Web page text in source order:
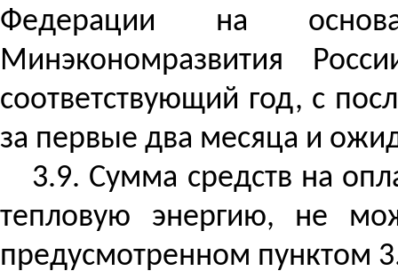
Федерации на
Минэкономразвития
соответствующий год, с
за первые два месяца и
3.9. Сумма средств на
тепловую энергию, не
предусмотренном пунктом